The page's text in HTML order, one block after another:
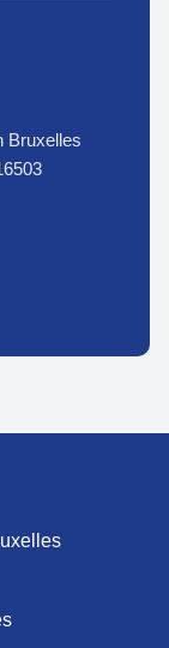
Bruxelles